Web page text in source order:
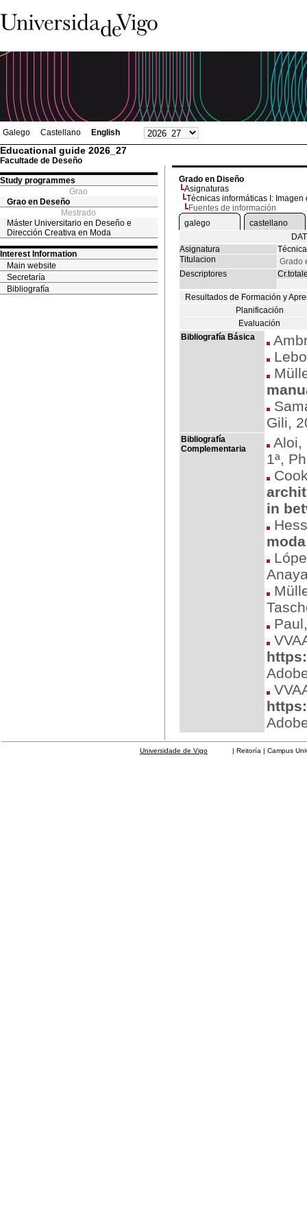
Galego Castellano English
Educational guide 2026_27
Facultade de Deseño
Study programmes
Grao
Grao en Deseño
Mestrado
Máster Universitario en Deseño e
Dirección Creativa en Moda
Interest Information
Main website
Secretaría
Bibliografía
Grado en Diseño
Asignaturas
Técnicas informáticas I: Imagen
Fuentes de información
galego
castellano
Asignatura
Titulacion
Grado
Descriptores
Resultados de Formación y
Planificación
Evaluación
Bibliografía Básica
Gili,
Bibliografía
Complementaria
Aloi,
1ª,
in
moda
Universidade de Vigo | Reitoría | Campus